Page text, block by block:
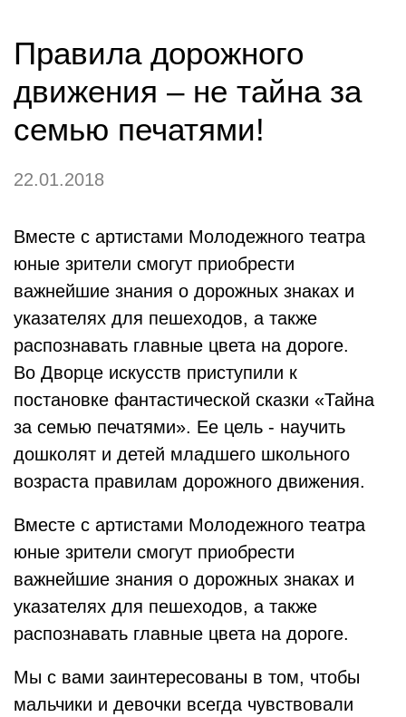
Правила дорожного
движения – не тайна за
семью печатями!
22.01.2018
Вместе с артистами Молодежного театра
юные зрители смогут приобрести
важнейшие знания о дорожных знаках и
указателях для пешеходов, а также
распознавать главные цвета на дороге.
Во Дворце искусств приступили к
постановке фантастической сказки «Тайна
за семью печатями». Ее цель - научить
дошколят и детей младшего школьного
возраста правилам дорожного движения.
Вместе с артистами Молодежного театра
юные зрители смогут приобрести
важнейшие знания о дорожных знаках и
указателях для пешеходов, а также
распознавать главные цвета на дороге.
Мы с вами заинтересованы в том, чтобы
мальчики и девочки всегда чувствовали